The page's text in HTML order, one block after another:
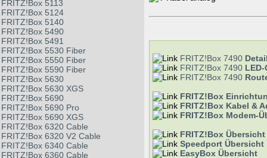
FRITZ!Box 5113
FRITZ!Box 5124
FRITZ!Box 5140
FRITZ!Box 5490
FRITZ!Box 5491
FRITZ!Box 5530 Fiber
FRITZ!Box 5550 Fiber
FRITZ!Box 5590 Fiber
FRITZ!Box 5630
FRITZ!Box 5630 XGS
FRITZ!Box 5690
FRITZ!Box 5690 Pro
FRITZ!Box 5690 XGS
FRITZ!Box 6320 Cable
FRITZ!Box 6320 V2 Cable
FRITZ!Box 6340 Cable
FRITZ!Box 6360 Cable
FRITZ!Box 7490
FRITZ!Box 7490
FRITZ!Box 7490
FRITZ!Box
FRITZ!Box Kabel &
FRITZ!Box Modem-
FRITZ!Box Übersicht
Speedport Übersicht
EasyBox Übersicht